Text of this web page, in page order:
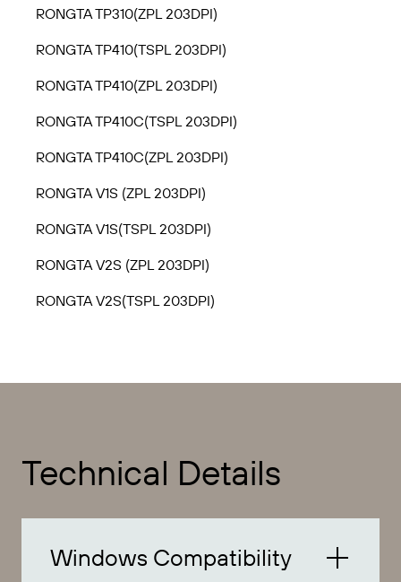
RONGTA TP310(ZPL 203DPI)
RONGTA TP410(TSPL 203DPI)
RONGTA TP410(ZPL 203DPI)
RONGTA TP410C(TSPL 203DPI)
RONGTA TP410C(ZPL 203DPI)
RONGTA V1S (ZPL 203DPI)
RONGTA V1S(TSPL 203DPI)
RONGTA V2S (ZPL 203DPI)
RONGTA V2S(TSPL 203DPI)
Technical Details
Windows Compatibility